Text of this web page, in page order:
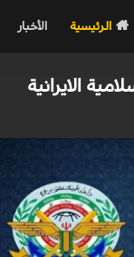
الرئيسية الأخبار
الايرانية